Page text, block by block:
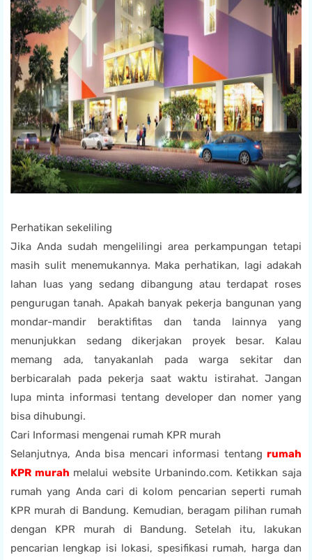
Perhatikan sekeliling
Jika Anda sudah mengelilingi area perkampungan tetapi
masih sulit menemukannya. Maka perhatikan, lagi adakah
lahan luas yang sedang dibangung atau terdapat roses
pengurugan tanah. Apakah banyak pekerja bangunan yang
mondar-mandir beraktifitas dan tanda lainnya yang
menunjukkan sedang dikerjakan proyek besar. Kalau
memang ada, tanyakanlah pada warga sekitar dan
berbicaralah pada pekerja saat waktu istirahat. Jangan
lupa minta informasi tentang developer dan nomer yang
bisa dihubungi.
Cari Informasi mengenai rumah KPR murah
Selanjutnya, Anda bisa mencari informasi tentang rumah
KPR murah melalui website Urbanindo.com. Ketikkan saja
rumah yang Anda cari di kolom pencarian seperti rumah
KPR murah di Bandung. Kemudian, beragam pilihan rumah
dengan KPR murah di Bandung. Setelah itu, lakukan
pencarian lengkap isi lokasi, spesifikasi rumah, harga dan